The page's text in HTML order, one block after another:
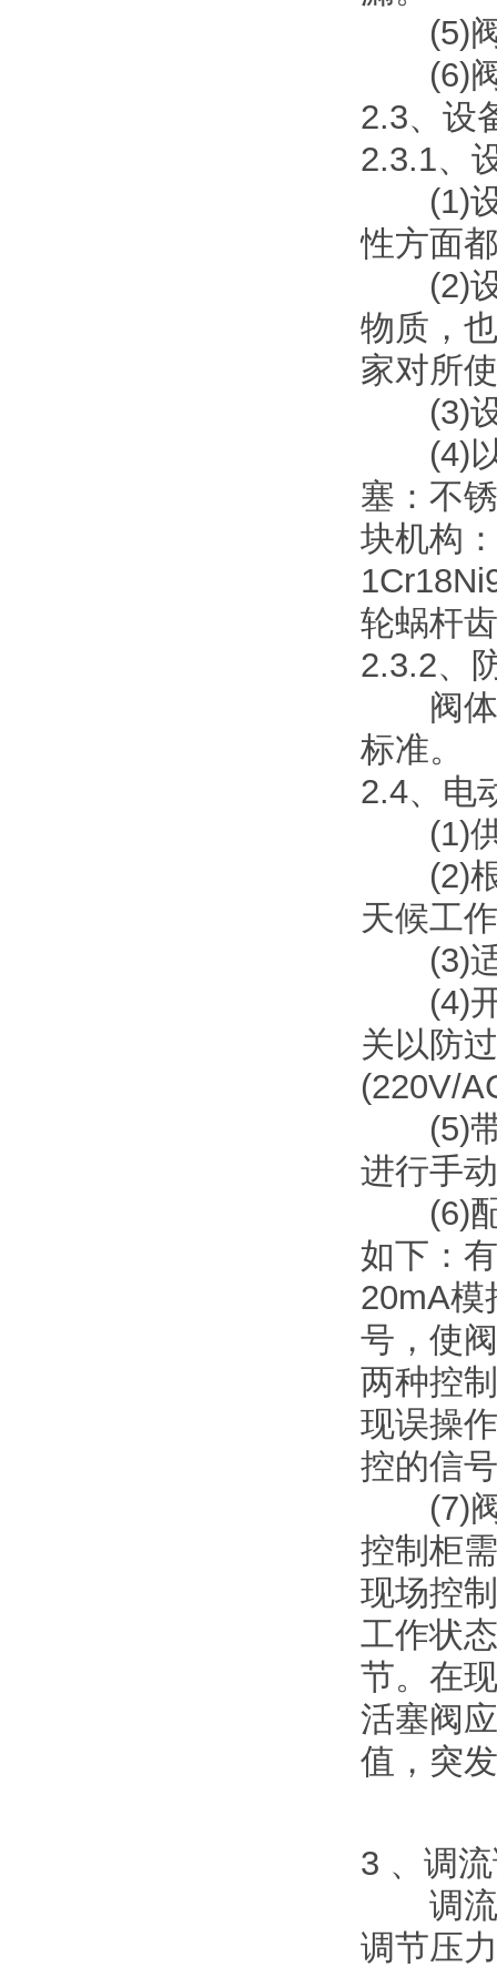
(5)阀
(6)阀
2.3、设
2.3.1、
(1)设
性方面
(2)设
物质，
家对所
(3)设
(4)以
塞：不
块机构
轮蜗杆
2.3.2、
阀体
标准。
2.4、电
(1)供
(2)根
天候工
(3)适
(4)开/
关以防
(220V/
(5)带
进行手
(6)配
如下：
20mA模
号，使
两种控
现误操
控的信
(7)阀
控制柜
现场控
工作状
节。在
活塞阀
值，突
3 、调
调流
调节压